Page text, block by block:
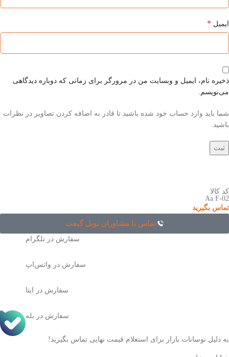
ایمیل *
ذخیره نام، ایمیل و وبسایت من در مرورگر برای زمانی که دوباره دیدگاهی
می‌نویسم.
شما باید وارد حساب خود شده باشید تا قادر به اضافه کردن تصاویر در نظرات
باشید.
کد کالا
Aa F-02
تماس بگیرید
تماس با مشاوران نوبل گیفت
سفارش در تلگرام
سفارش در واتس‌اپ
سفارش در ایتا
سفارش در بله
به دلیل نوسانات بازار برای استعلام قیمت نهایی تماس بگیرید!